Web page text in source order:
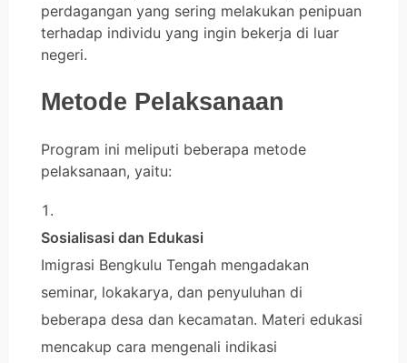
perdagangan yang sering melakukan penipuan
terhadap individu yang ingin bekerja di luar
negeri.
Metode Pelaksanaan
Program ini meliputi beberapa metode
pelaksanaan, yaitu:
Sosialisasi dan Edukasi
Imigrasi Bengkulu Tengah mengadakan
seminar, lokakarya, dan penyuluhan di
beberapa desa dan kecamatan. Materi edukasi
mencakup cara mengenali indikasi